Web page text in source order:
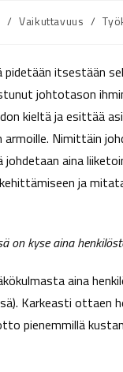
/ Vaikuttavuus /
itsestään
johtotason
kieltä ja esittää
armoille. Nimittäin
aina
ja
on kyse aina
aina
Karkeasti
pienemmillä